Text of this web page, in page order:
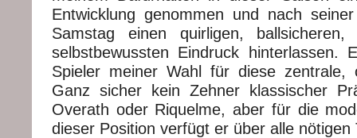
Entwicklung genommen und nach
Samstag einen quirligen, ballsicheren,
selbstbewussten Eindruck hinterlassen.
Spieler meiner Wahl für diese zentrale,
Ganz sicher kein Zehner klassischer
Overath oder Riquelme, aber für die
dieser Position verfügt er über alle nötigen